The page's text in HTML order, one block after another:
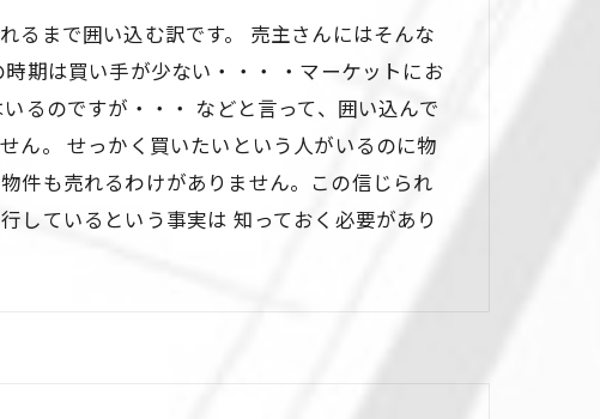
るまで囲い込む訳です。 売主さんにはそんな
期は買い手が少ない・・・ ・マーケットにお
るのですが・・・ などと言って、囲い込んで
ん。 せっかく買いたいという人がいるのに物
件も売れるわけがありません。この信じられ
しているという事実は 知っておく必要があり